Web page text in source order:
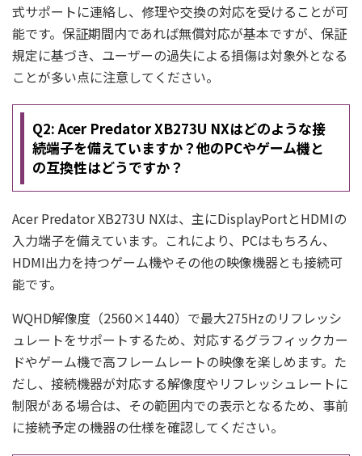
式サポートに連絡し、修理や交換の対応を受けることが可
能です。保証期間内であれば無償対応が基本ですが、保証
規定に基づき、ユーザーの過失による損傷は対象外となる
ことが多い点に注意してください。
Q2: Acer Predator XB273U NXはどのような接
続端子を備えていますか？他のPCやゲーム機と
の互換性はどうですか？
Acer Predator XB273U NXは、主にDisplayPortとHDMIの
入力端子を備えています。これにより、PCはもちろん、
HDMI出力を持つゲーム機やその他の映像機器とも接続可
能です。
WQHD解像度（2560×1440）で最大275Hzのリフレッシ
ュレートをサポートするため、対応するグラフィックカー
ドやゲーム機で高フレームレートの映像を楽しめます。た
だし、接続機器が対応する解像度やリフレッシュレートに
制限がある場合は、その範囲内での表示となるため、事前
に接続予定の機器の仕様を確認してください。